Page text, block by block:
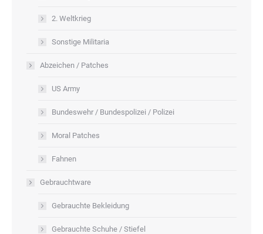
2. Weltkrieg
Sonstige Militaria
Abzeichen / Patches
US Army
Bundeswehr / Bundespolizei / Polizei
Moral Patches
Fahnen
Gebrauchtware
Gebrauchte Bekleidung
Gebrauchte Schuhe / Stiefel